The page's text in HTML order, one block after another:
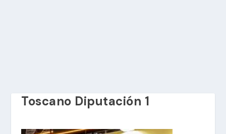
Toscano Diputación 1